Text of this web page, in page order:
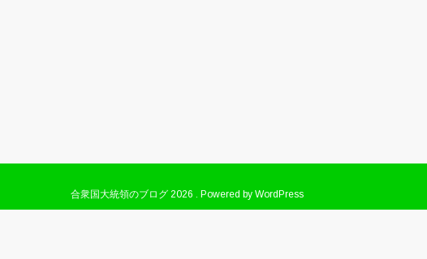
合衆国大統領のブログ 2026 . Powered by WordPress